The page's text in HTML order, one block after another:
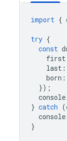
import {
try {
const
first
last :
born :
});
console
} catch (
console
}